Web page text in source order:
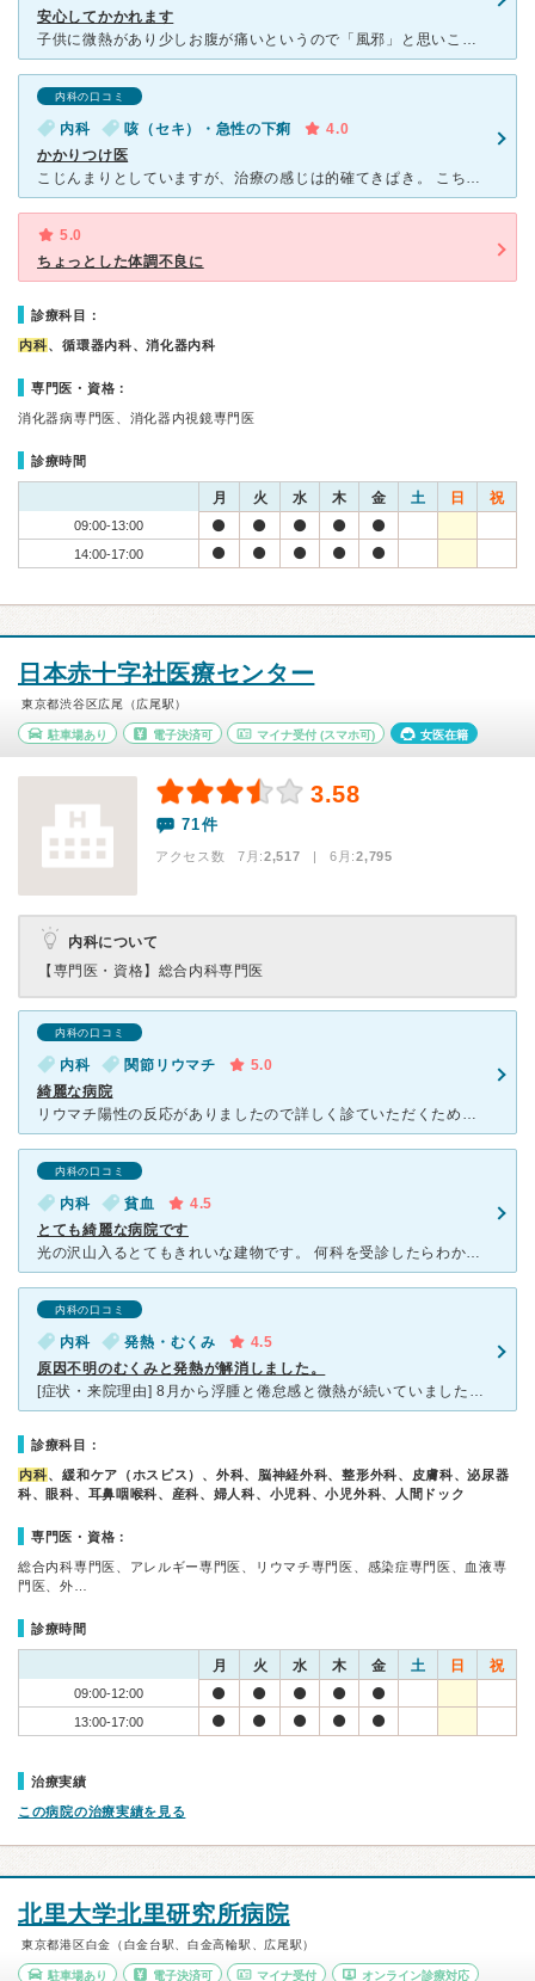
安心してかかれます
子供に微熱があり少しお腹が痛いというので「風邪」と思いこちらを受診。 子供相手の問診であったのに、何か気づいたのかお腹の触診に移行。 予想もしていなかった虫垂炎という疑い。その後ケンケンをさせたり
内科の口コミ
内科 咳（セキ）・急性の下痢
4.0
かかりつけ医
こじんまりとしていますが、治療の感じは的確てきぱき。 こちらの話や不安は親身になって聞いてくださいます。 風邪や体調不良時のかかりつけ医としてお世話になっています。 薬局も道路のすぐ向かい側にあ
5.0
ちょっとした体調不良に
診療科目：
内科、循環器内科、消化器内科
専門医・資格：
消化器病専門医、消化器内視鏡専門医
診療時間
月 火 水 木 金 土 日 祝
09:00-13:00
14:00-17:00
日本赤十字社医療センター
東京都渋谷区広尾（広尾駅）
駐車場あり 電子決済可 マイナ受付 (スマホ可) 女医在籍
3.58
71件
アクセス数 7月:2,517 | 6月:2,795
内科について
【専門医・資格】 総合内科専門医
内科の口コミ
内科 関節リウマチ
5.0
綺麗な病院
リウマチ陽性の反応がありましたので詳しく診ていただくために予約、伺いました。 問診票の記入に時間がかかりますので予約の30分以上前に着いていたほうが安心です。 誠実丁寧な先生で安心して受診出来まし
内科の口コミ
内科 貧血
4.5
とても綺麗な病院です
光の沢山入るとてもきれいな建物です。 何科を受診したらわからない場合は入口付近のボランティアの 方が相談に乗って下さいます。 総合病院なので貧血が酷く受診すると 他の科も紹介してくれてるし
内科の口コミ
内科 発熱・むくみ
4.5
原因不明のむくみと発熱が解消しました。
[症状・来院理由] 8月から浮腫と倦怠感と微熱が続いていました。市販の女性向け漢方を服用してみたり、トイレの回数を増やしたりしましたが、解消されず、これと行った原因も思い当たらな良けれど、とにかくな
診療科目：
内科、緩和ケア（ホスピス）、外科、脳神経外科、整形外科、皮膚科、泌尿器
科、眼科、耳鼻咽喉科、産科、婦人科、小児科、小児外科、人間ドック
専門医・資格：
総合内科専門医、アレルギー専門医、リウマチ専門医、感染症専門医、血液専
門医、外…
診療時間
月 火 水 木 金 土 日 祝
09:00-12:00
13:00-17:00
治療実績
この病院の治療実績を見る
北里大学北里研究所病院
東京都港区白金（白金台駅、白金高輪駅、広尾駅）
駐車場あり 電子決済可 マイナ受付 オンライン診療対応